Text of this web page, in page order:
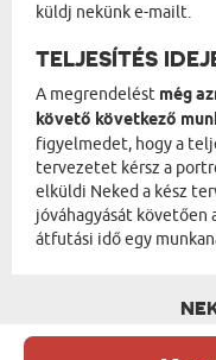
küldj nekünk e-mailt.
TELJESÍTÉS
A megrendelést még
követő következő
figyelmedet, hogy a
tervezetet kérsz a
elküldi Neked a kész
jóváhagyását követően
átfutási idő egy